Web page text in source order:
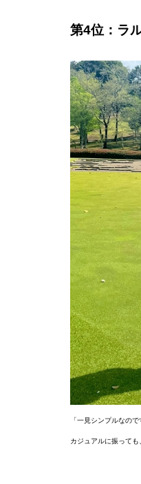
第4位：ラ
「一見シンプルなの
カジュアルに振って